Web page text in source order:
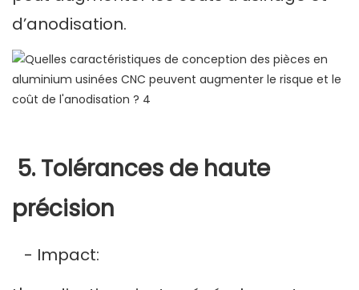
d’anodisation.
5. Tolérances de haute
précision
- Impact: